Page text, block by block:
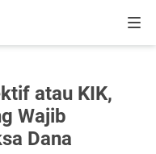
atau KIK,
Wajib
Dana